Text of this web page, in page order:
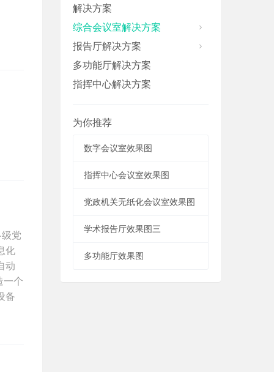
党
化
动
一个
备
解决方案
综合会议室解决方案
报告厅解决方案
多功能厅解决方案
指挥中心解决方案
为你推荐
数字会议室效果图
指挥中心会议室效果图
党政机关无纸化会议室效果图
学术报告厅效果图三
多功能厅效果图